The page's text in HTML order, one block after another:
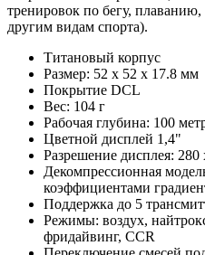
тренировок по бегу,
другим видам спорта).
Титановый корпус
Размер: 52 x 52 x 17.8 мм
Покрытие DCL
Вес: 104 г
Рабочая глубина: 100
Цветной дисплей 1,4"
Разрешение дисплея: 280
Декомпрессионная
коэффициентами
Поддержка до 5
Режимы: воздух,
фридайвинг, ССR